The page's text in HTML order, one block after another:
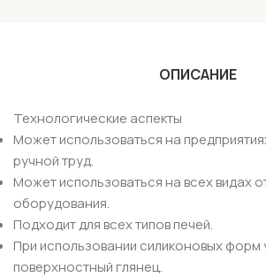
ОПИСАНИЕ
Технологические аспекты
Может использоваться на
ручной труд.
Может использоваться на всех видах
оборудования.
Подходит для всех типов печей.
При использовании силиконовых форм
поверхностный глянец.